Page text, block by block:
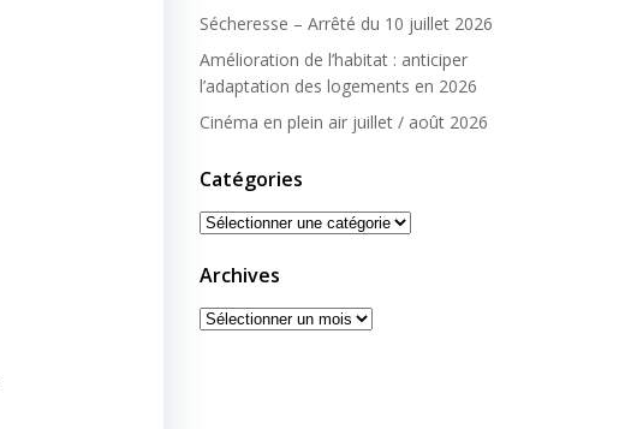
Sécheresse – Arrêté du 10 juillet 2026
Amélioration de l’habitat : anticiper
l’adaptation des logements en 2026
Cinéma en plein air juillet / août 2026
Catégories
Catégories
Archives
Archives